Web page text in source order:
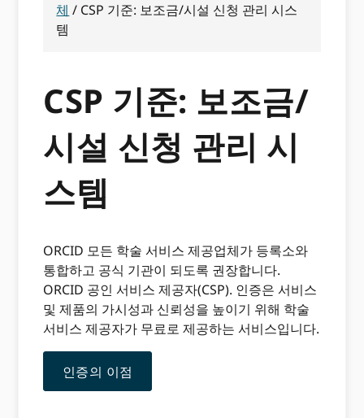
체 / CSP 기준: 보조금/시설 신청 관리 시스
템
CSP 기준: 보조금/
시설 신청 관리 시
스템
ORCID 모든 학술 서비스 제공업체가 등록소와
통합하고 공식 기관이 되도록 권장합니다.
ORCID 공인 서비스 제공자(CSP). 인증은 서비스
및 제품의 가시성과 신뢰성을 높이기 위해 학술
서비스 제공자가 무료로 제공하는 서비스입니다.
인증의 이점